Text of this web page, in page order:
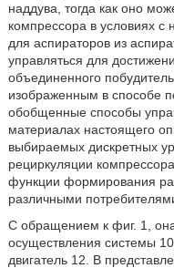
наддува, тогда как оно
компрессора в условиях
для аспираторов из
управляться для
объединенного
изображенным в способе
обобщенные способы
материалах настоящего
выбираемых дискретных
рециркуляции
функции формирования
различными
С обращением к фиг. 1,
осуществления системы
двигатель 12. В